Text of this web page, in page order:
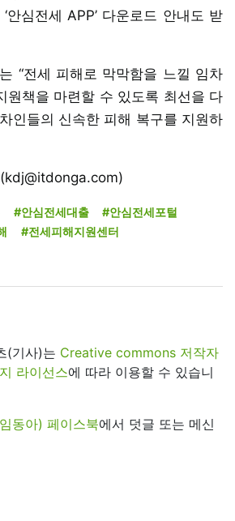
안심전세 APP’ 다운로드 안내도 받
“전세 피해로 막막함을 느낄 임차
원책을 마련할 수 있도록 최선을 다
인들의 신속한 피해 복구를 지원하
#안심전세대출
#안심전세포털
#전세피해지원센터
(기사)는 Creative commons 저작자
라이선스에 따라 이용할 수 있습니
동아) 페이스북에서 덧글 또는 메신